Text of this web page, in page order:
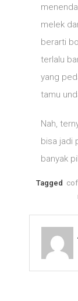
melek
berarti
terlalu
yang
tamu
Nah,
bisa jadi
banyak
Tagged